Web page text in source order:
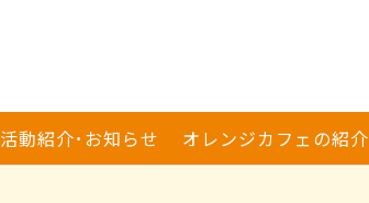
活動紹介･お知らせ オレンジカフェの紹介